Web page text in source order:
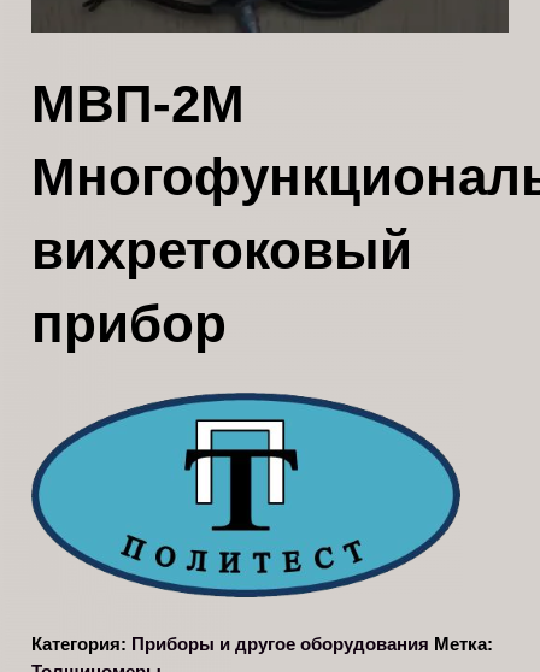
МВП-2М
вихретоковый
прибор
Категория: Приборы и другое оборудования Метка: